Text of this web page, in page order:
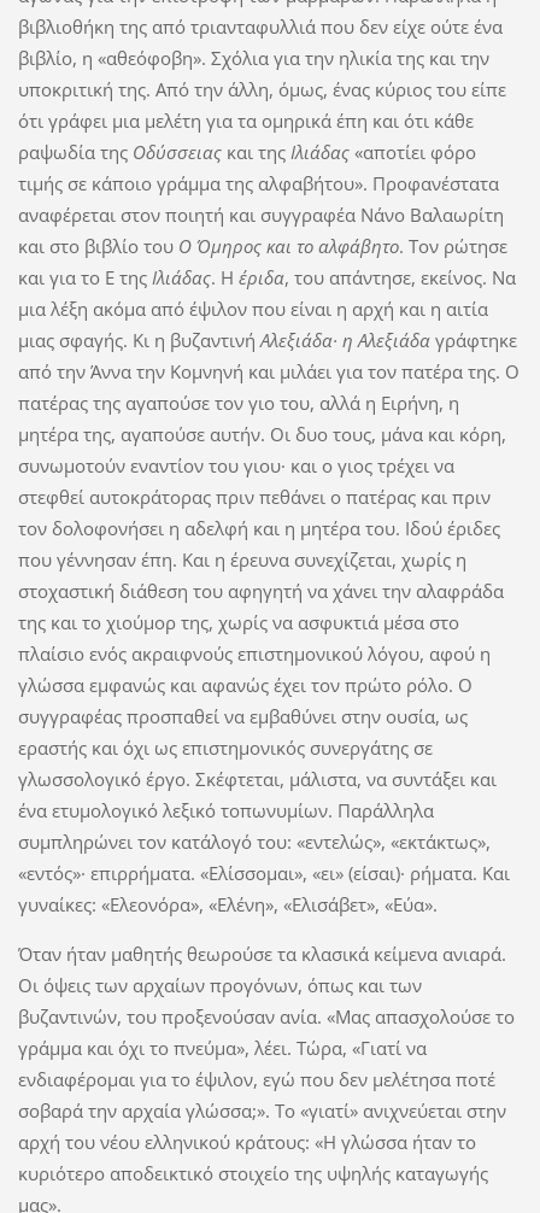
βιβλιοθήκη της από τριανταφυλλιά που δεν είχε ούτε ένα
βιβλίο, η «αθεόφοβη». Σχόλια για την ηλικία της και την
υποκριτική της. Από την άλλη, όμως, ένας κύριος του είπε
ότι γράφει μια μελέτη για τα ομηρικά έπη και ότι κάθε
ραψωδία τηςΟδύσσειαςκαι της Ιλιάδας«αποτίει φόρο
τιμής σε κάποιο γράμμα της αλφαβήτου». Προφανέστατα
αναφέρεται στον ποιητή και συγγραφέα Νάνο Βαλαωρίτη
και στο βιβλίο τουΟ Όμηρος και το αλφάβητο. Τον ρώτησε
και για το Ε τηςΙλιάδας. Η έριδα, του απάντησε, εκείνος. Να
μια λέξη ακόμα από έψιλον που είναι η αρχή και η αιτία
μιας σφαγής. Κι η βυζαντινήΑλεξιάδα· η Αλεξιάδαγράφτηκε
από την Άννα την Κομνηνή και μιλάει για τον πατέρα της. Ο
πατέρας της αγαπούσε τον γιο του, αλλά η Ειρήνη, η
μητέρα της, αγαπούσε αυτήν. Οι δυο τους, μάνα και κόρη,
συνωμοτούν εναντίον του γιου· και ο γιος τρέχει να
στεφθεί αυτοκράτορας πριν πεθάνει ο πατέρας και πριν
τον δολοφονήσει η αδελφή και η μητέρα του. Ιδού έριδες
που γέννησαν έπη. Και η έρευνα συνεχίζεται, χωρίς η
στοχαστική διάθεση του αφηγητή να χάνει την αλαφράδα
της και το χιούμορ της, χωρίς να ασφυκτιά μέσα στο
πλαίσιο ενός ακραιφνούς επιστημονικού λόγου, αφού η
γλώσσα εμφανώς και αφανώς έχει τον πρώτο ρόλο. Ο
συγγραφέας προσπαθεί να εμβαθύνει στην ουσία, ως
εραστής και όχι ως επιστημονικός συνεργάτης σε
γλωσσολογικό έργο. Σκέφτεται, μάλιστα, να συντάξει και
ένα ετυμολογικό λεξικό τοπωνυμίων. Παράλληλα
συμπληρώνει τον κατάλογό του: «εντελώς», «εκτάκτως»,
«εντός»· επιρρήματα. «Ελίσσομαι», «ει» (είσαι)· ρήματα. Και
γυναίκες: «Ελεονόρα», «Ελένη», «Ελισάβετ», «Εύα».
Όταν ήταν μαθητής θεωρούσε τα κλασικά κείμενα ανιαρά.
Οι όψεις των αρχαίων προγόνων, όπως και των
βυζαντινών, του προξενούσαν ανία. «Μας απασχολούσε το
γράμμα και όχι το πνεύμα», λέει. Τώρα, «Γιατί να
ενδιαφέρομαι για το έψιλον, εγώ που δεν μελέτησα ποτέ
σοβαρά την αρχαία γλώσσα;». Το «γιατί» ανιχνεύεται στην
αρχή του νέου ελληνικού κράτους: «Η γλώσσα ήταν το
κυριότερο αποδεικτικό στοιχείο της υψηλής καταγωγής
μας».